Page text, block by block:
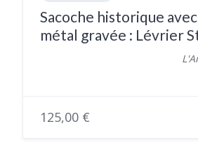
Sacoche historique
métal gravée : Lévrier
125,00 €